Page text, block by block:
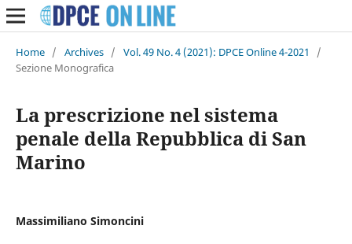
Home / Archives / Vol. 49 No. 4 (2021): DPCE Online 4-2021
/
Sezione Monografica
La prescrizione nel sistema
penale della Repubblica di San
Marino
Massimiliano Simoncini